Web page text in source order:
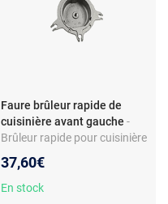
Faure brûleur rapide de
cuisinière avant gauche -
Brûleur rapide pour cuisinière
Pièce compatible Faure,
Electrolux, Arthur Martin -
37,60€
En stock